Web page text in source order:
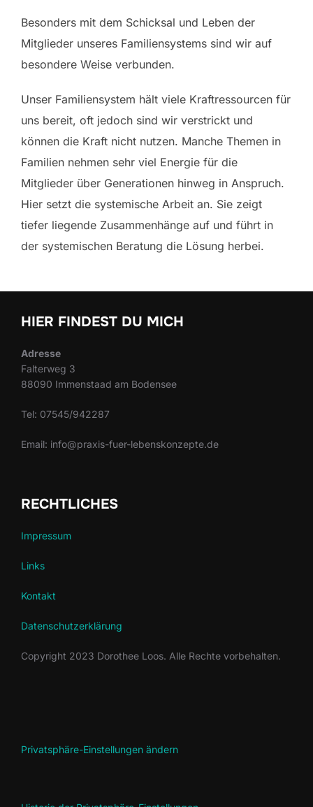
Besonders mit dem Schicksal und Leben der
Mitglieder unseres Familiensystems sind wir auf
besondere Weise verbunden.
Unser Familiensystem hält viele Kraftressourcen für
uns bereit, oft jedoch sind wir verstrickt und
können die Kraft nicht nutzen. Manche Themen in
Familien nehmen sehr viel Energie für die
Mitglieder über Generationen hinweg in Anspruch.
Hier setzt die systemische Arbeit an. Sie zeigt
tiefer liegende Zusammenhänge auf und führt in
der systemischen Beratung die Lösung herbei.
HIER FINDEST DU MICH
Adresse
Falterweg 3
88090 Immenstaad am Bodensee
Tel: 07545/942287
Email: info@praxis-fuer-lebenskonzepte.de
RECHTLICHES
Impressum
Links
Kontakt
Datenschutzerklärung
Copyright 2023 Dorothee Loos. Alle Rechte vorbehalten.
Privatsphäre-Einstellungen ändern